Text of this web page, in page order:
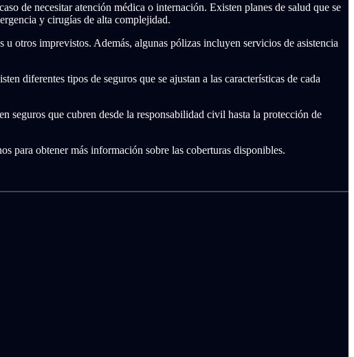
de necesitar atención médica o internación. Existen planes de salud que se
y cirugías de alta complejidad.
otros imprevistos. Además, algunas pólizas incluyen servicios de asistencia
diferentes tipos de seguros que se ajustan a las características de cada
seguros que cubren desde la responsabilidad civil hasta la protección de
para obtener más información sobre las coberturas disponibles.